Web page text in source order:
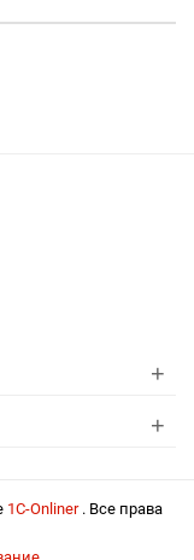
+
+
1С-Onliner . Все права